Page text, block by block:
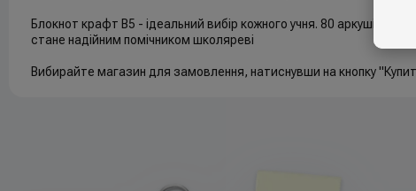
Блокнот крафт В5 - ідеальний вибір кожного учня. 80 аркушів,
стане надійним помічником школяреві
Вибирайте магазин для замовлення, натиснувши на кнопку